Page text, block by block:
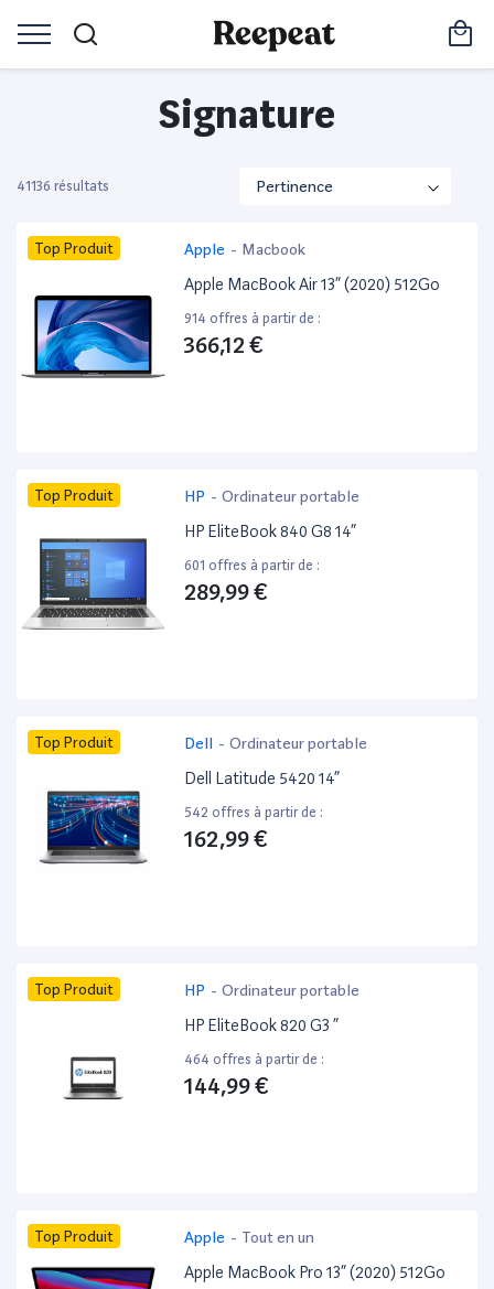
Signature
41136 résultats
Top Produit Apple - Macbook
Apple MacBook Air 13” (2020) 512Go
914 offres à partir de :
366,12 €
Top Produit HP - Ordinateur portable
HP EliteBook 840 G8 14”
601 offres à partir de :
289,99 €
Top Produit Dell - Ordinateur portable
Dell Latitude 5420 14”
542 offres à partir de :
162,99 €
Top Produit HP - Ordinateur portable
HP EliteBook 820 G3 ”
464 offres à partir de :
144,99 €
Top Produit Apple - Tout en un
Apple MacBook Pro 13” (2020) 512Go